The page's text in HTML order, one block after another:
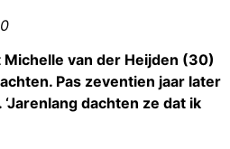
van der Heijden (30)
Pas zeventien jaar later
dachten ze dat ik